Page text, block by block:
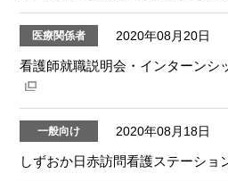
医療関係者 2020年08月20日
看護師就職説明会・インターンシ
一般向け 2020年08月18日
しずおか日赤訪問看護ステーショ